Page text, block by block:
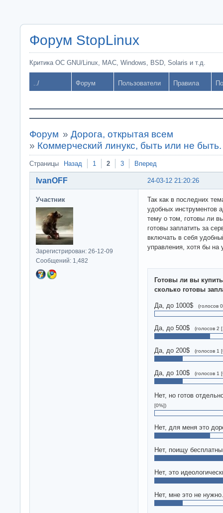
Форум StopLinux
Критика ОС GNU/Linux, MAC, Windows, BSD, Solaris и т.д.
../ Форум Пользователи Правила
Форум » Дорога, открытая всем
» Коммерческий линукс, быть или не быть.
Страницы Назад 1 2 3 Вперед
24-03-12 21:20:26
IvanOFF
Участник
Зарегистрирован: 26-12-09
Сообщений: 1,482
Так как в последних
удобных инструментов
тему о том, готовы ли
готовы заплатить за
включать в себя
управления, хотя бы на
Готовы ли вы
сколько готовы
Да, до 1000$ (голосов
Да, до 500$ (голосов 2
Да, до 200$ (голосов 1
Да, до 100$ (голосов 1
Нет, но готов
[0%])
Нет, для меня это
Нет, поищу
Нет, это
Нет, мне это не нужно.